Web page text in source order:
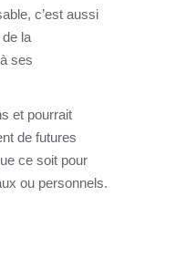
c’est aussi
la
ses
et pourrait
de futures
ce soit pour
ou personnels.